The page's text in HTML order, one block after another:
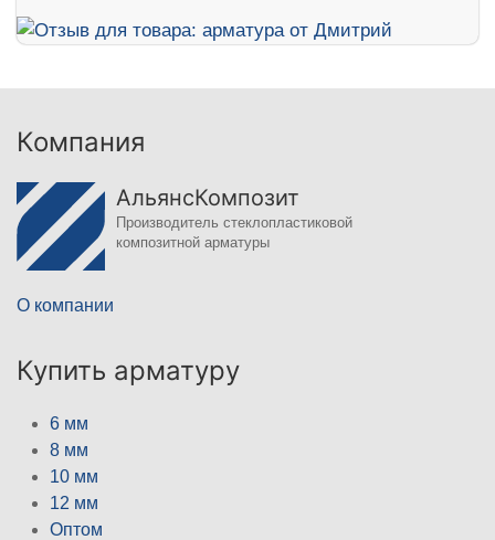
Компания
АльянсКомпозит
Производитель стеклопластиковой
композитной арматуры
О компании
Купить арматуру
6 мм
8 мм
10 мм
12 мм
Оптом